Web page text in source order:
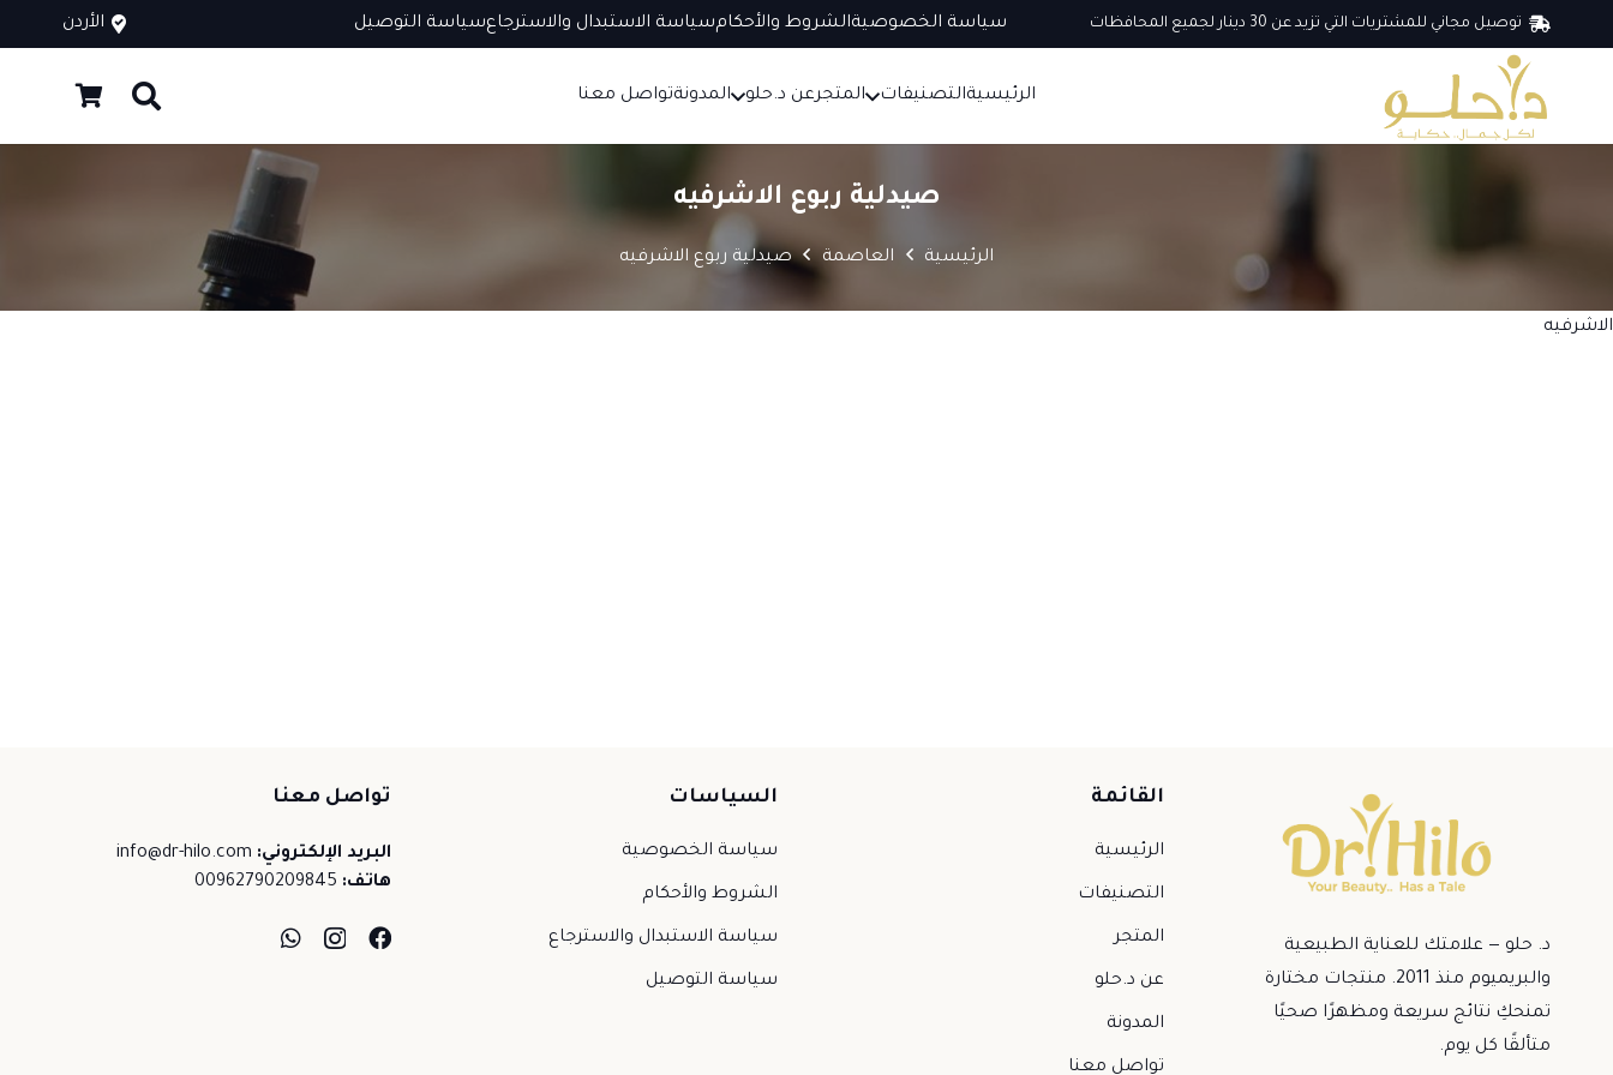
توصيل مجاني للمشتريات التي تزيد عن 30 دينار لجميع المحافظات سياسة الخصوصيةالشروط والأحكامسياسة الاستبدال والاسترجاعسياسة التوصيل الأردن
الرئيسيةالتصنيفات المتجرعن د.حلو المدونةتواصل معنا
صيدلية ربوع الاشرفيه
الرئيسية العاصمة صيدلية ربوع الاشرفيه
الاشرفيه
د. حلو — علامتك للعناية الطبيعية
والبريميوم منذ 2011. منتجات مختارة
تمنحكِ نتائج سريعة ومظهرًا صحيًا
متألقًا كل يوم.
القائمة
الرئيسية
التصنيفات
المتجر
عن د.حلو
المدونة
تواصل معنا
السياسات
سياسة الخصوصية
الشروط والأحكام
سياسة الاستبدال والاسترجاع
سياسة التوصيل
تواصل معنا
البريد الإلكتروني: info@dr-hilo.com
هاتف: 00962790209845